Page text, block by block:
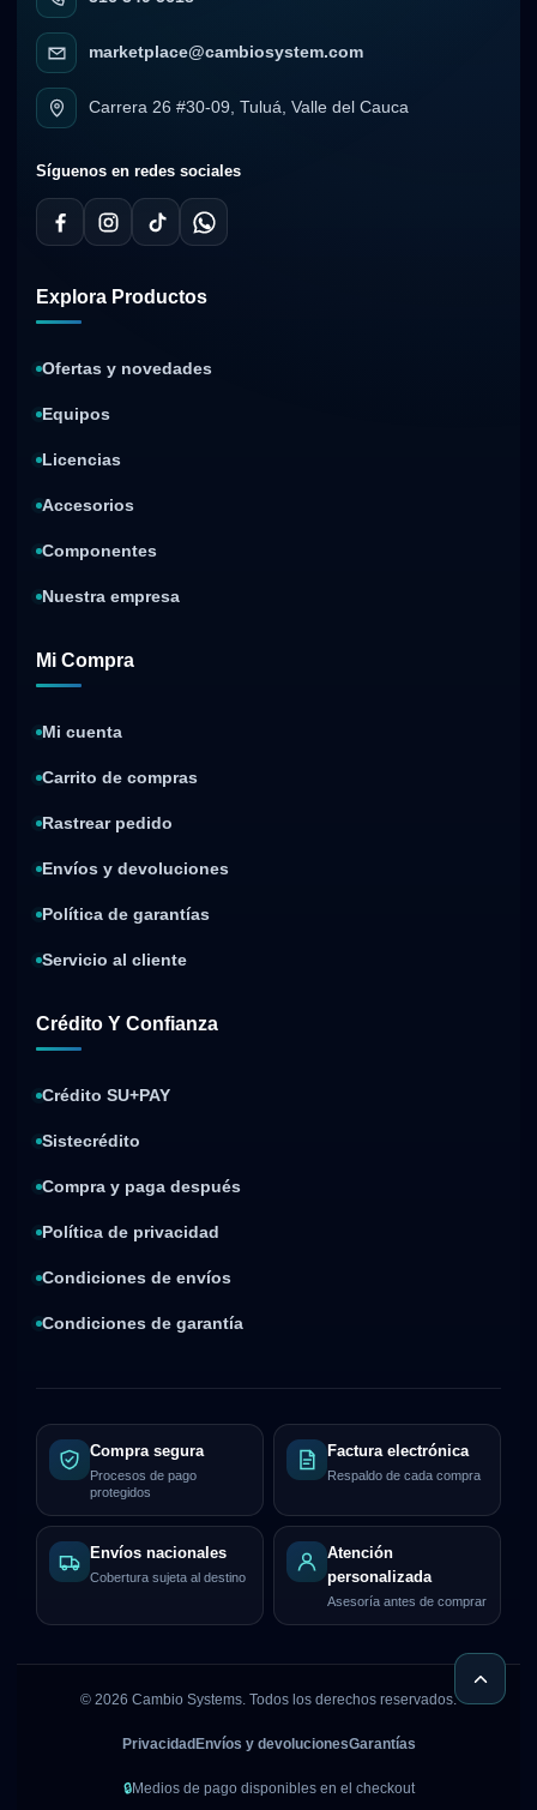
marketplace@cambiosystem.com
Carrera 26 #30-09, Tuluá, Valle del Cauca
Síguenos en redes sociales
Explora Productos
Ofertas y novedades
Equipos
Licencias
Accesorios
Componentes
Nuestra empresa
Mi Compra
Mi cuenta
Carrito de compras
Rastrear pedido
Envíos y devoluciones
Política de garantías
Servicio al cliente
Crédito Y Confianza
Crédito SU+PAY
Sistecrédito
Compra y paga después
Política de privacidad
Condiciones de envíos
Condiciones de garantía
Compra segura
Procesos de pago
protegidos
Factura electrónica
Respaldo de cada compra
Envíos nacionales
Cobertura sujeta al destino
Atención
personalizada
Asesoría antes de comprar
© 2026 Cambio Systems. Todos los derechos reservados.
Privacidad Envíos y devolucionesGarantías
🔒Medios de pago disponibles en el checkout